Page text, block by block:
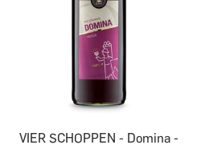
VIER SCHOPPEN - Domina -